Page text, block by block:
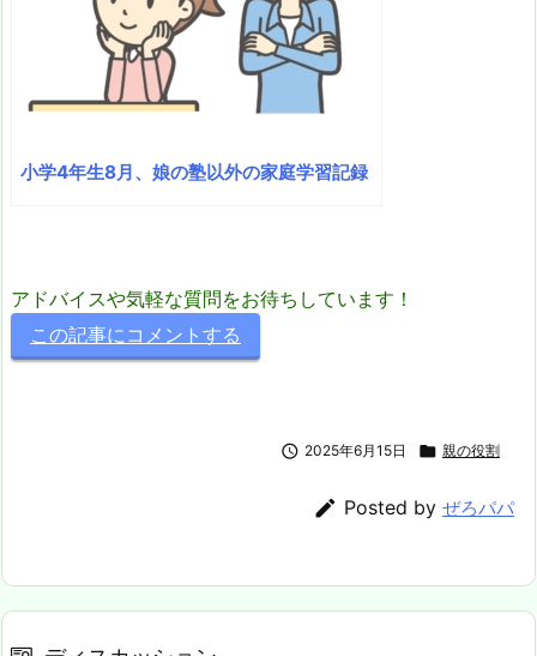
小学4年生8月、娘の塾以外の家庭学習記録
アドバイスや気軽な質問をお待ちしています！
この記事にコメントする
 2025年6月15日  親の役割
 Posted by ぜろパパ